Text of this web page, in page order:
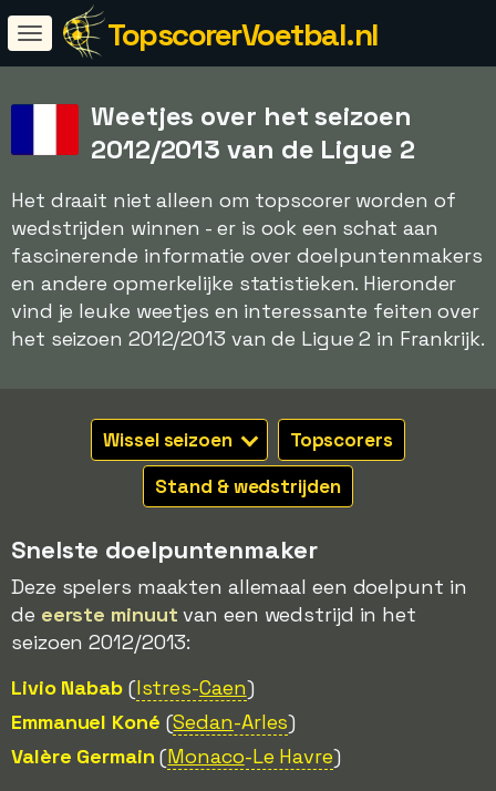
TopscorerVoetbal.nl
Weetjes over het seizoen
2012/2013 van de Ligue 2
Het draait niet alleen om topscorer worden of
wedstrijden winnen - er is ook een schat aan
fascinerende informatie over doelpuntenmakers
en andere opmerkelijke statistieken. Hieronder
vind je leuke weetjes en interessante feiten over
het seizoen 2012/2013 van de Ligue 2 in Frankrijk.
Wissel seizoen
Topscorers
Stand & wedstrijden
Snelste doelpuntenmaker
Deze spelers maakten allemaal een doelpunt in
de eerste minuut van een wedstrijd in het
seizoen 2012/2013:
Livio Nabab(Istres-Caen)
Emmanuel Koné (Sedan-Arles)
Valère Germain (Monaco-Le Havre)